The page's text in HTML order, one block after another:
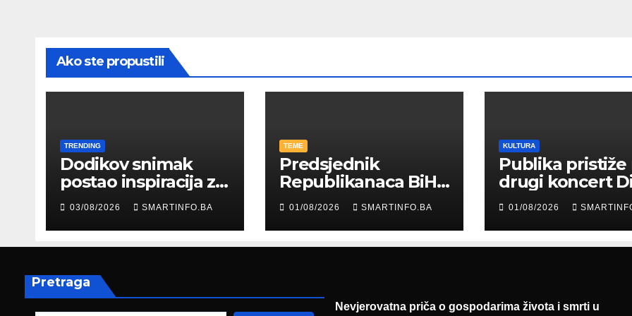
Ako ste propustili
TRENDING
Dodikov snimak
postao inspiracija za
šale: Građani kroz
parodiju poslali
poruku
03/08/2026 SMARTINFO.BA
TEME
Predsjednik
Republikanaca BiH
Edin Garaplija
prisustvovao
prezentaciji
Federalnog sajma
01/08/2026 SMARTINFO.BA
KULTURA
Publika pristiže
drugi koncert
Merlina na
01/08/2026
Pretraga
Nevjerovatna priča o gospodarima života i smrti u